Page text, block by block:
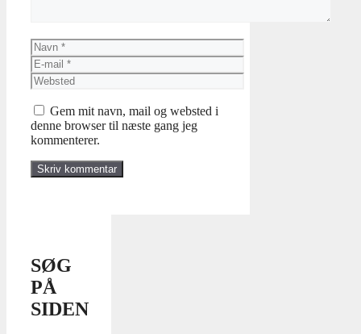
Navn
E-
mail
Websted
Gem mit navn, mail og websted i
denne browser til næste gang jeg
kommenterer.
SØG
PÅ
SIDEN